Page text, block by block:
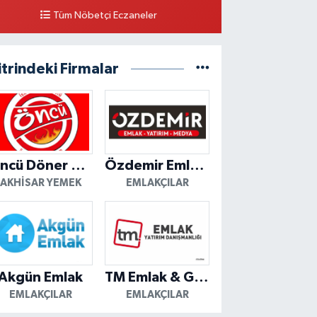
Tüm Nöbetçi Eczaneler
Firmalar
Öncü Döner Akhisar
AKHISAR YEMEK
Özdemir Emlak Yatırım
EMLAKÇILAR
Emlak
EMLAKÇILAR
TM Emlak & Gayrimenkul
EMLAKÇILAR